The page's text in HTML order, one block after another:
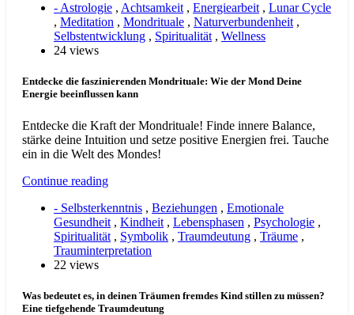
- Astrologie , Achtsamkeit , Energiearbeit , Lunar Cycle
, Meditation , Mondrituale , Naturverbundenheit ,
Selbstentwicklung , Spiritualität , Wellness
24 views
Entdecke die faszinierenden Mondrituale: Wie der Mond Deine
Energie beeinflussen kann
Entdecke die Kraft der Mondrituale! Finde innere Balance,
stärke deine Intuition und setze positive Energien frei. Tauche
ein in die Welt des Mondes!
Continue reading
- Selbsterkenntnis , Beziehungen , Emotionale
Gesundheit , Kindheit , Lebensphasen , Psychologie ,
Spiritualität , Symbolik , Traumdeutung , Träume ,
Trauminterpretation
22 views
Was bedeutet es, in deinen Träumen fremdes Kind stillen zu müssen?
Eine tiefgehende Traumdeutung